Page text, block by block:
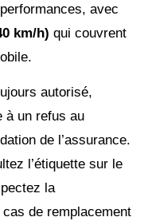
avec
km/h) qui couvrent
autorisé,
à un refus au
de l’assurance.
l’étiquette sur le
la
de remplacement